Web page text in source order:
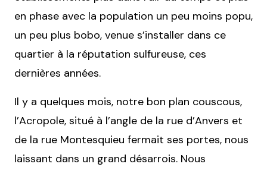
en phase avec la population un peu moins popu,
un peu plus bobo, venue s’installer dans ce
quartier à la réputation sulfureuse, ces
dernières années.
Il y a quelques mois, notre bon plan couscous,
l’Acropole, situé à l’angle de la rue d’Anvers et
de la rue Montesquieu fermait ses portes, nous
laissant dans un grand désarrois. Nous